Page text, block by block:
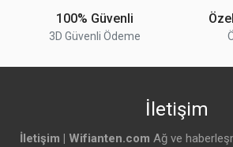
100% Güvenli
3D Güvenli Ödeme
İletişim
İletişim | Wifianten.com Ağ ve